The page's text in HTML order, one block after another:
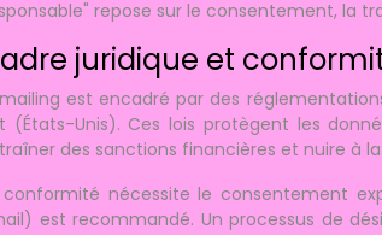
repose sur le consentement, la
juridique et
est encadré par des
(États-Unis). Ces lois protègent les
des sanctions financières et nuire à
conformité nécessite le consentement
est recommandé. Un processus de